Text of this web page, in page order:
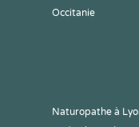
Occitanie
Naturopathe à